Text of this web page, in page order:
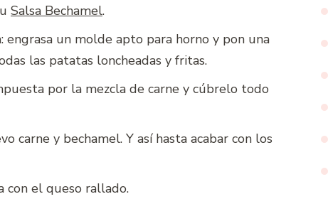
Salsa Bechamel.
un molde apto para horno y pon una
las patatas loncheadas y fritas.
por la mezcla de carne y cúbrelo todo
carne y bechamel. Y así hasta acabar con los
con el queso rallado.